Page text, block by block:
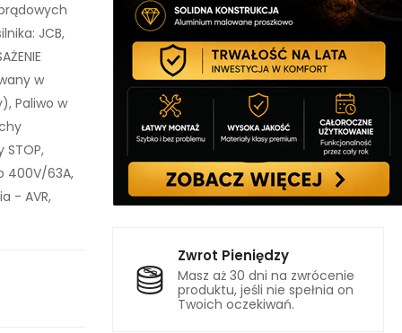
Zwrot Pieniędzy
Masz aż 30 dni na zwrócenie
produktu, jeśli nie spełnia on
Twoich oczekiwań.
JCB,
w
Paliwo w
400V/63A,
- AVR,